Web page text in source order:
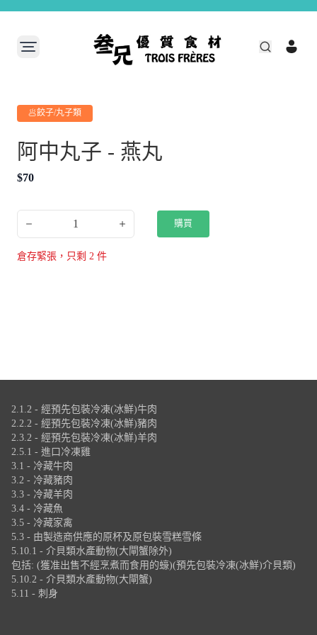
🥟餃子/丸子類
阿中丸子 - 燕丸
$70
1 購買
倉存緊張，只剩 2 件
2.1.2 - 經預先包裝冷凍(冰鮮)牛肉
2.2.2 - 經預先包裝冷凍(冰鮮)豬肉
2.3.2 - 經預先包裝冷凍(冰鮮)羊肉
2.5.1 - 進口冷凍雞
3.1 - 冷藏牛肉
3.2 - 冷藏豬肉
3.3 - 冷藏羊肉
3.4 - 冷藏魚
3.5 - 冷藏家禽
5.3 - 由製造商供應的原杯及原包裝雪糕雪條
5.10.1 - 介貝類水產動物(大閘蟹除外)
包括: (獲准出售不經烹煮而食用的蠔)(預先包裝冷凍(冰鮮)介貝類)
5.10.2 - 介貝類水產動物(大閘蟹)
5.11 - 刺身